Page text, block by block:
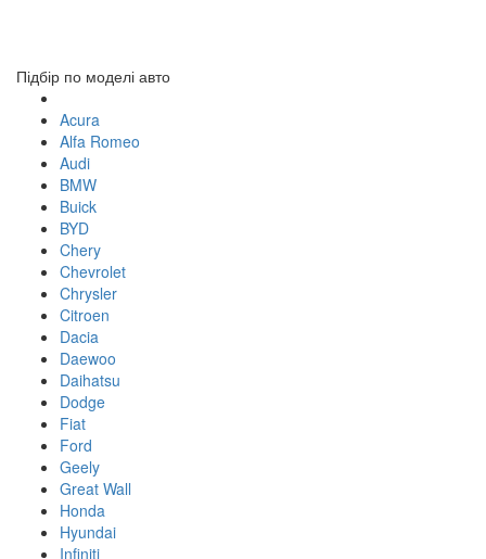
Підбір по моделі авто
Acura
Alfa Romeo
Audi
BMW
Buick
BYD
Chery
Chevrolet
Chrysler
Citroen
Dacia
Daewoo
Daihatsu
Dodge
Fiat
Ford
Geely
Great Wall
Honda
Hyundai
Infiniti